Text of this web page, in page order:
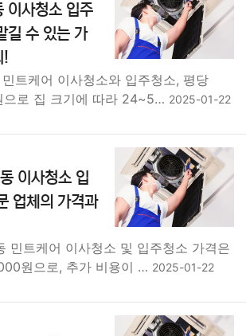
이사청소 입주
길 수 있는 가
!
트케어 이사청소와 입주청소, 평당
로 집 크기에 따라 24~5… 2025-01-22
이사청소 입
업체의 가격과
민트케어 이사청소 및 입주청소 가격은
원으로, 추가 비용이 … 2025-01-22